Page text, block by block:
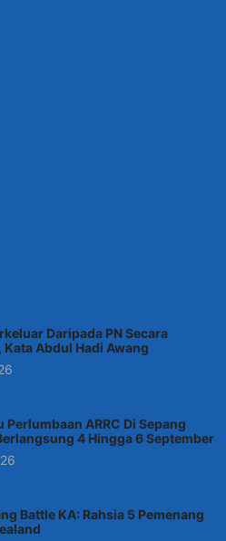
Daripada PN Secara
Abdul Hadi Awang
Perlumbaan ARRC Di Sepang
4 Hingga 6 September
Battle KA: Rahsia 5 Pemenang